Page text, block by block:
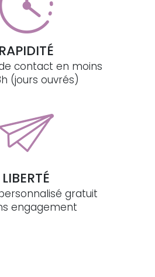
RAPIDITÉ
contact en moins
(jours ouvrés)
LIBERTÉ
gratuit
engagement